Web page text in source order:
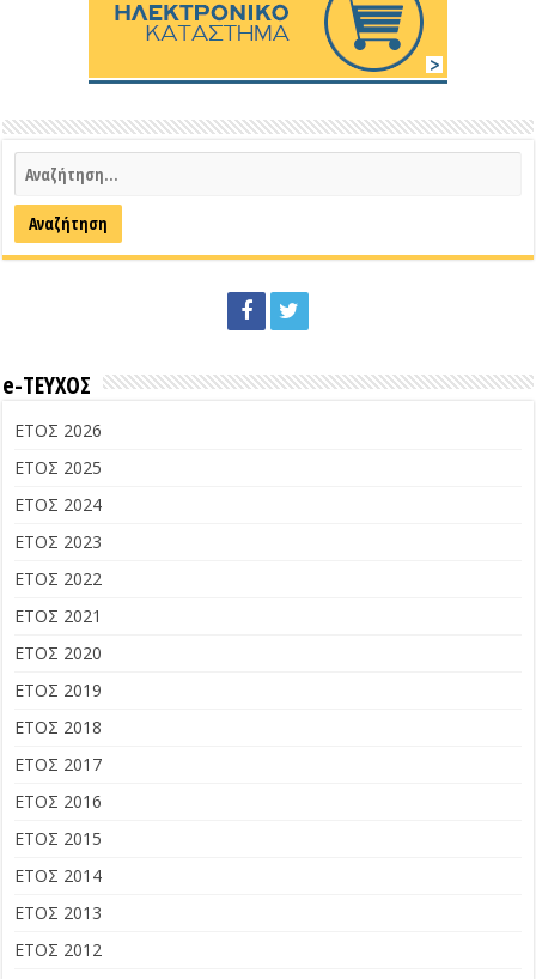
e-ΤΕΥΧΟΣ
ΕΤΟΣ 2026
ΕΤΟΣ 2025
ΕΤΟΣ 2024
ΕΤΟΣ 2023
ΕΤΟΣ 2022
ΕΤΟΣ 2021
ΕΤΟΣ 2020
ΕΤΟΣ 2019
ΕΤΟΣ 2018
ΕΤΟΣ 2017
ΕΤΟΣ 2016
ΕΤΟΣ 2015
ΕΤΟΣ 2014
ΕΤΟΣ 2013
ΕΤΟΣ 2012